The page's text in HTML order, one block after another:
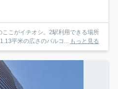
ここがイチオシ。2駅利用できる場所
平米の広さのバルコ... もっと見る